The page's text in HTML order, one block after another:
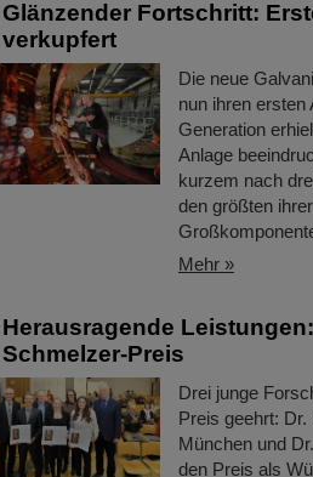
Glänzender Fortschritt:
verkupfert
Die neue
nun ihren ersten
Generation
Anlage
kurzem nach
den größten
Mehr »
Herausragende
Schmelzer-Preis
Drei junge
Preis geehrt:
München und
den Preis als